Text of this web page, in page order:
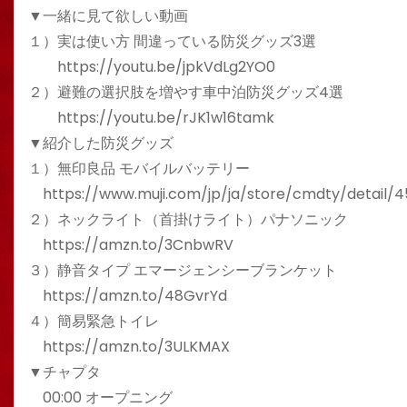
▼一緒に見て欲しい動画
１）実は使い方 間違っている防災グッズ3選
https://youtu.be/jpkVdLg2YO0
２）避難の選択肢を増やす車中泊防災グッズ4選
https://youtu.be/rJK1w16tamk
▼紹介した防災グッズ
１）無印良品 モバイルバッテリー
https://www.muji.com/jp/ja/store/cmdty/detail/
２）ネックライト（首掛けライト）パナソニック
https://amzn.to/3CnbwRV
３）静音タイプ エマージェンシーブランケット
https://amzn.to/48GvrYd
４）簡易緊急トイレ
https://amzn.to/3ULKMAX
▼チャプタ
00:00 オープニング